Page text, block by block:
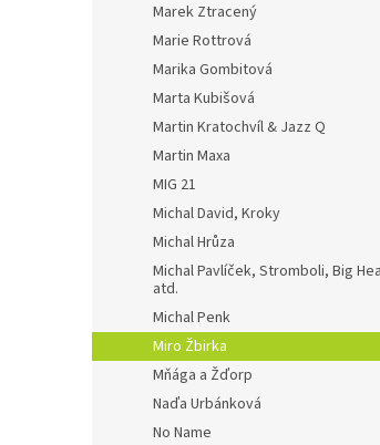
Marek Ztracený
Marie Rottrová
Marika Gombitová
Marta Kubišová
Martin Kratochvíl & Jazz Q
Martin Maxa
MIG 21
Michal David, Kroky
Michal Hrůza
Michal Pavlíček, Stromboli, Big
atd.
Michal Penk
Miro Žbirka
Mňága a Žďorp
Naďa Urbánková
No Name